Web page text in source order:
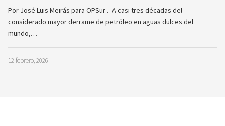
Por José Luis Meirás para OPSur .- A casi tres décadas del
considerado mayor derrame de petróleo en aguas dulces del
mundo,…
12 febrero, 2026